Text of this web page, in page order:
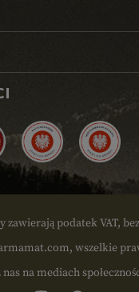
zawierają podatek VAT,
wszelkie
nas na mediach